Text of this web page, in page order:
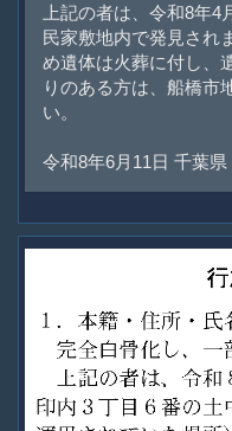
上記の者は、令和8年
民家敷地内で発見され
め遺体は火葬に付し、
りのある方は、船橋市
い。
令和8年6月11日 千葉